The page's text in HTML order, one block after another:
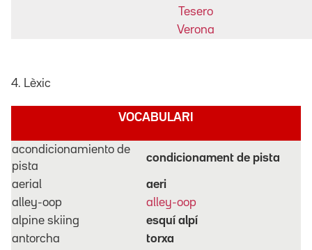
Tesero
Verona
4. Lèxic
VOCABULARI
acondicionamiento de
pista
condicionament de pista
aerial
aeri
alley-oop
alley-oop
alpine skiing
esquí alpí
antorcha
torxa